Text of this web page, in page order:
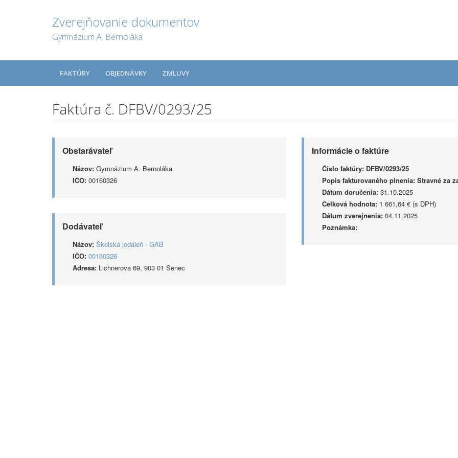
Zverejňovanie dokumentov
Gymnázium A. Bernoláka
FAKTÚRY OBJEDNÁVKY ZMLUVY
Faktúra č. DFBV/0293/25
Obstarávateľ
Názov: Gymnázium A. Bernoláka
IČO: 00160326
Dodávateľ
Názov: Školská jedáleň - GAB
IČO: 00160326
Adresa: Lichnerova 69, 903 01 Senec
Informácie o faktúre
Číslo faktúry: DFBV/0293/25
Popis fakturovaného plnenia: Stravné za
Dátum doručenia:31.10.2025
Celková hodnota:1 661,64 € (s DPH)
Dátum zverejnenia:04.11.2025
Poznámka: